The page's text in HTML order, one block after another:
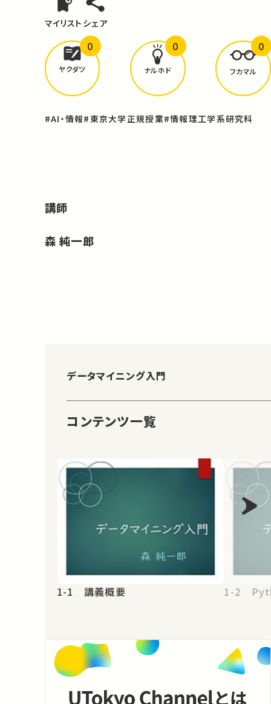
マイリスト シェア
どんな学びがありましたか？
ヤクダツ
0
ナルホド
0
フカマル
0
#AI・情報#東京大学正規授業#情報理工学系研究科
講師
森 純一郎
データマイニング入門
コンテンツ一覧
1-1 講義概要 1-2